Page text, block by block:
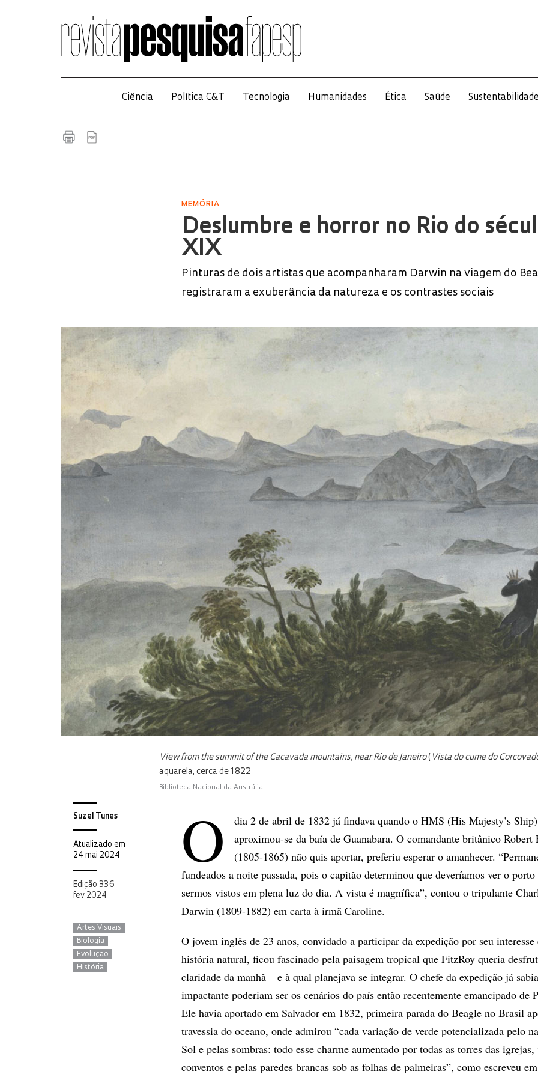
Ciência Política C&T Tecnologia Humanidades Ética Saúde
MEMÓRIA
Deslumbre e horror no Rio do
XIX
Pinturas de dois artistas que acompanharam Darwin na viagem do
registraram a exuberância da natureza e os contrastes sociais
View from the summit of the Cacavada mountains, near Rio de Janeiro( Vista do cume do
aquarela, cerca de 1822
Biblioteca Nacional da Austrália
Suzel Tunes
Atualizado em
24 mai 2024
Edição 336
fev 2024
Artes Visuais
Biologia
Evolução
História
O
dia 2 de abril de 1832 já findava quando o HMS (His Majesty’s
aproximou-se da baía de Guanabara. O comandante britânico Robert
(1805-1865) não quis aportar, preferiu esperar o amanhecer.
fundeados a noite passada, pois o capitão determinou que deveríamos ver o
sermos vistos em plena luz do dia. A vista é magnífica”, contou o tripulante
Darwin (1809-1882) em carta à irmã Caroline.
O jovem inglês de 23 anos, convidado a participar da expedição por seu interesse
história natural, ficou fascinado pela paisagem tropical que FitzRoy queria
claridade da manhã – e à qual planejava se integrar. O chefe da expedição já
impactante poderiam ser os cenários do país então recentemente emancipado de
Ele havia aportado em Salvador em 1832, primeira parada do Beagle no Brasil
travessia do oceano, onde admirou “cada variação de verde potencializada pelo
Sol e pelas sombras: todo esse charme aumentado por todas as torres das igrejas,
conventos e pelas paredes brancas sob as folhas de palmeiras”, como escreveu